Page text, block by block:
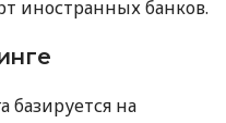
иностранных банков.
базируется на